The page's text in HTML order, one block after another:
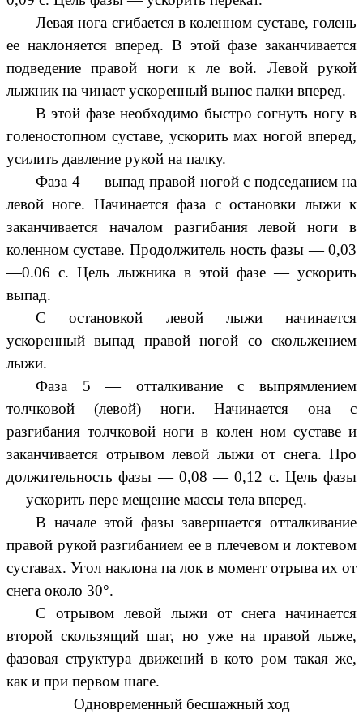
Левая нога сгибается в коленном суставе, голень
ее наклоняется вперед. В этой фазе заканчивается
подведение правой ноги к ле вой. Левой рукой
лыжник на чинает ускоренный вынос палки вперед.
В этой фазе необходимо быстро согнуть ногу в
голеностопном суставе, ускорить мах ногой вперед,
усилить давление рукой на палку.
Фаза 4 — выпад правой ногой с подседанием на
левой ноге. Начинается фаза с остановки лыжи к
заканчивается началом разгибания левой ноги в
коленном суставе. Продолжитель ность фазы — 0,03
—0.06 с. Цель лыжника в этой фазе — ускорить
выпад.
С остановкой левой лыжи начинается
ускоренный выпад правой ногой со скольжением
лыжи.
Фаза 5 — отталкивание с выпрямлением
толчковой (левой) ноги. Начинается она с
разгибания толчковой ноги в колен ном суставе и
заканчивается отрывом левой лыжи от снега. Про
должительность фазы — 0,08 — 0,12 с. Цель фазы
— ускорить пере мещение массы тела вперед.
В начале этой фазы завершается отталкивание
правой рукой разгибанием ее в плечевом и локтевом
суставах. Угол наклона па лок в момент отрыва их от
снега около 30°.
С отрывом левой лыжи от снега начинается
второй скользящий шаг, но уже на правой лыже,
фазовая структура движений в кото ром такая же,
как и при первом шаге.
Одновременный бесшажный ход